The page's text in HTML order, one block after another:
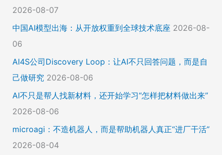
2026-08-07
中国AI模型出海：从开放权重到全球技术底座 2026-08-
06
AI4S公司Discovery Loop：让AI不只回答问题，而是自
己做研究 2026-08-06
AI不只是帮人找新材料，还开始学习“怎样把材料做出来”
2026-08-06
microagi：不造机器人，而是帮助机器人真正“进厂干活”
2026-08-04